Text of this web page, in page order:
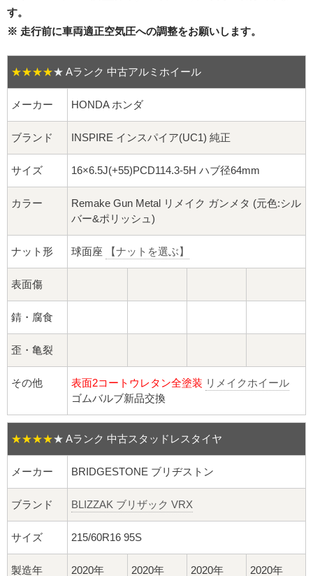
19インチ：夏タイヤホイール
20インチ：夏タイヤホイール
ホイールナット
ロング球面ナット
ショート球面ナット
貫通ナット
ロング袋ナット
ショート袋ナット
スチール鉄ホイール
持ち込み交換工賃
す。
※ 走行前に車両適正空気圧への調整をお願いします。
★★★★★ Aランク 中古アルミホイール
メーカー HONDA ホンダ
ブランド INSPIRE インスパイア(UC1) 純正
サイズ 16×6.5J(+55)PCD114.3-5H ハブ径64mm
カラー
Remake Gun Metal リメイク ガンメタ (元色:シル
バー&ポリッシュ)
ナット形 球面座 【ナットを選ぶ】
表面傷
錆・腐食
歪・亀裂
その他 表面2コートウレタン全塗装 リメイクホイール
ゴムバルブ新品交換
★★★★★ Aランク 中古スタッドレスタイヤ
メーカー BRIDGESTONE ブリヂストン
ブランド BLIZZAK ブリザック VRX
サイズ 215/60R16 95S
製造年 2020年 2020年 2020年 2020年